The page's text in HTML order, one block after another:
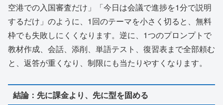
空港での入国審査だけ」「今日は会議で進捗を1分で説明
するだけ」のように、1回のテーマを小さく切ると、無料
枠でも失敗しにくくなります。逆に、1つのプロンプトで
教材作成、会話、添削、単語テスト、復習表まで全部頼む
と、返答が重くなり、制限にも当たりやすくなります。
結論：先に課金より、先に型を固める